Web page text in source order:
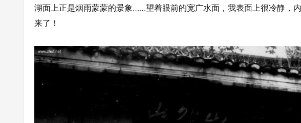
湖面上正是烟雨蒙蒙的景象……望着眼前的宽广水面，我表面上很冷静，
来了！